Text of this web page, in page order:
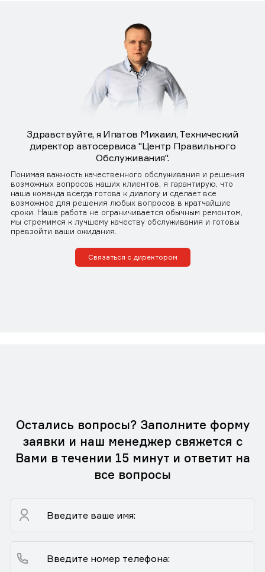
Здравствуйте, я Ипатов Михаил, Технический
директор автосервиса "Центр Правильного
Обслуживания".
Понимая важность качественного обслуживания и решения
возможных вопросов наших клиентов, я гарантирую, что
наша команда всегда готова к диалогу и сделает все
возможное для решения любых вопросов в кратчайшие
сроки. Наша работа не ограничивается обычным ремонтом,
мы стремимся к лучшему качеству обслуживания и готовы
превзойти ваши ожидания.
Связаться с директором
Остались вопросы? Заполните форму
заявки и наш менеджер свяжется с
Вами в течении 15 минут и ответит на
все вопросы